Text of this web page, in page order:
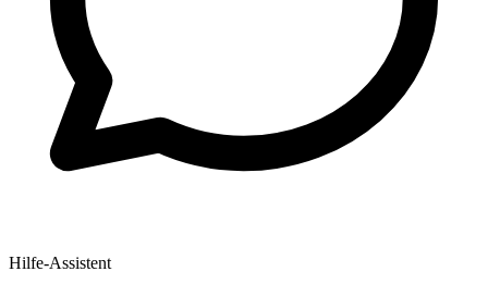
Hilfe-Assistent